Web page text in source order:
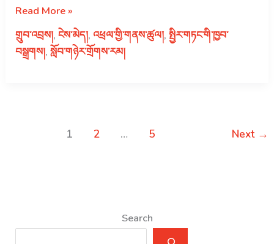
གྲོགས་
གྱི་
མཐའ་
སྤྱི་
༢༠༢༡
ལོའི་
ལེན་
Read More »
གྲུབ་འབྲས།,ངེས་མེད།, འཕྲལ་གྱི་གནས་ཚུལ།,སྤྱིར་གཏང་གི་ཁྱབ་
བསྒྲགས།,སློབ་གཉེར་གྲོགས་རམ།
1 2 … 5 Next →
Search